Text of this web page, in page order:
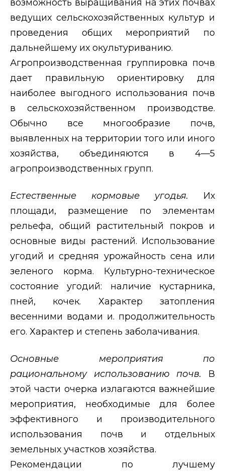
возможность выращивания на этих почвах
ведущих сельскохозяйственных культур и
проведения общих мероприятий по
дальнейшему их окультуриванию.
Агропроизводственная группировка почв
дает правильную ориентировку для
наиболее выгодного использования почв
в сельскохозяйственном производстве.
Обычно все многообразие почв,
выявленных на территории того или иного
хозяйства, объединяются в 4—5
агропроизводственных групп.
Естественные кормовые угодья. Их
площади, размещение по элементам
рельефа, общий растительный покров и
основные виды растений. Использование
угодий и средняя урожайность сена или
зеленого корма. Культурно-техническое
состояние угодий: наличие кустарника,
пней, кочек. Характер затопления
весенними водами и. продолжительность
его. Характер и степень заболачивания.
Основные мероприятия по
рациональному использованию почв. В
этой части очерка излагаются важнейшие
мероприятия, необходимые для более
эффективного и производительного
использования почв и отдельных
земельных участков хозяйства.
Рекомендации по лучшему